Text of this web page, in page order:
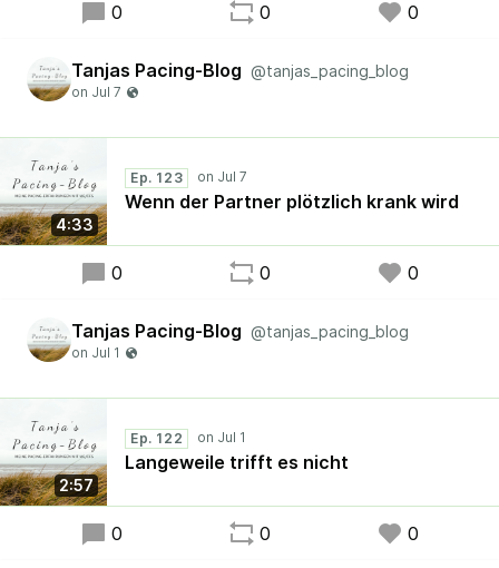
0 0 0
Tanjas Pacing-Blog @tanjas_pacing_blog
4:33
Ep. 123
Wenn der Partner plötzlich krank wird
0 0 0
Tanjas Pacing-Blog @tanjas_pacing_blog
2:57
Ep. 122
Langeweile trifft es nicht
0 0 0